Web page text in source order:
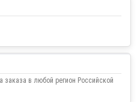
заказа в любой регион Российской